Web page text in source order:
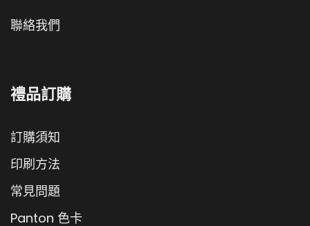
聯絡我們
禮品訂購
訂購須知
印刷方法
常見問題
Panton 色卡